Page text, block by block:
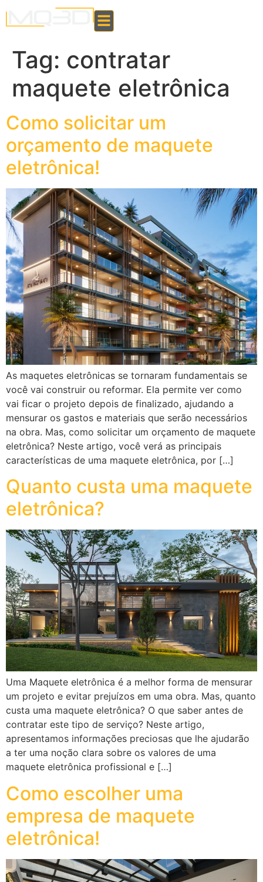
Tag: contratar
maquete eletrônica
Como solicitar um
orçamento de maquete
eletrônica!
As maquetes eletrônicas se tornaram fundamentais se
você vai construir ou reformar. Ela permite ver como
vai ficar o projeto depois de finalizado, ajudando a
mensurar os gastos e materiais que serão necessários
na obra. Mas, como solicitar um orçamento de maquete
eletrônica? Neste artigo, você verá as principais
características de uma maquete eletrônica, por […]
Quanto custa uma maquete
eletrônica?
Uma Maquete eletrônica é a melhor forma de mensurar
um projeto e evitar prejuízos em uma obra. Mas, quanto
custa uma maquete eletrônica? O que saber antes de
contratar este tipo de serviço? Neste artigo,
apresentamos informações preciosas que lhe ajudarão
a ter uma noção clara sobre os valores de uma
maquete eletrônica profissional e […]
Como escolher uma
empresa de maquete
eletrônica!